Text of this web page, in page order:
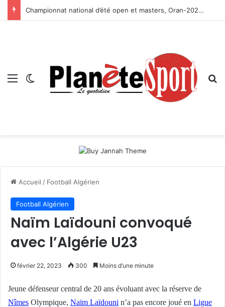
Championnat national d’été open et masters, Oran-2026 — Le CRB s’adjuge le titre
Menu Switch skin
Accueil / Football Algérien
Football Algérien
Naïm Laïdouni convoqué
avec l’Algérie U23
février 22, 2023 300 Moins d’une minute
Jeune défenseur central de 20 ans évoluant avec la réserve de
Nîmes Olympique, Naïm Laïdouni n’a pas encore joué en Ligue